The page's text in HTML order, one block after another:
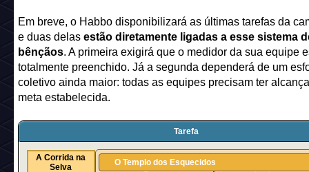
Em breve, o Habbo disponibilizará as últimas tarefas da
e duas delas estão diretamente ligadas a esse sistema
bênçãos. A primeira exigirá que o medidor da sua equipe
totalmente preenchido. Já a segunda dependerá de um
coletivo ainda maior: todas as equipes precisam ter
meta estabelecida.
Tarefa
A Corrida na
Selva
O Templo dos Esquecidos